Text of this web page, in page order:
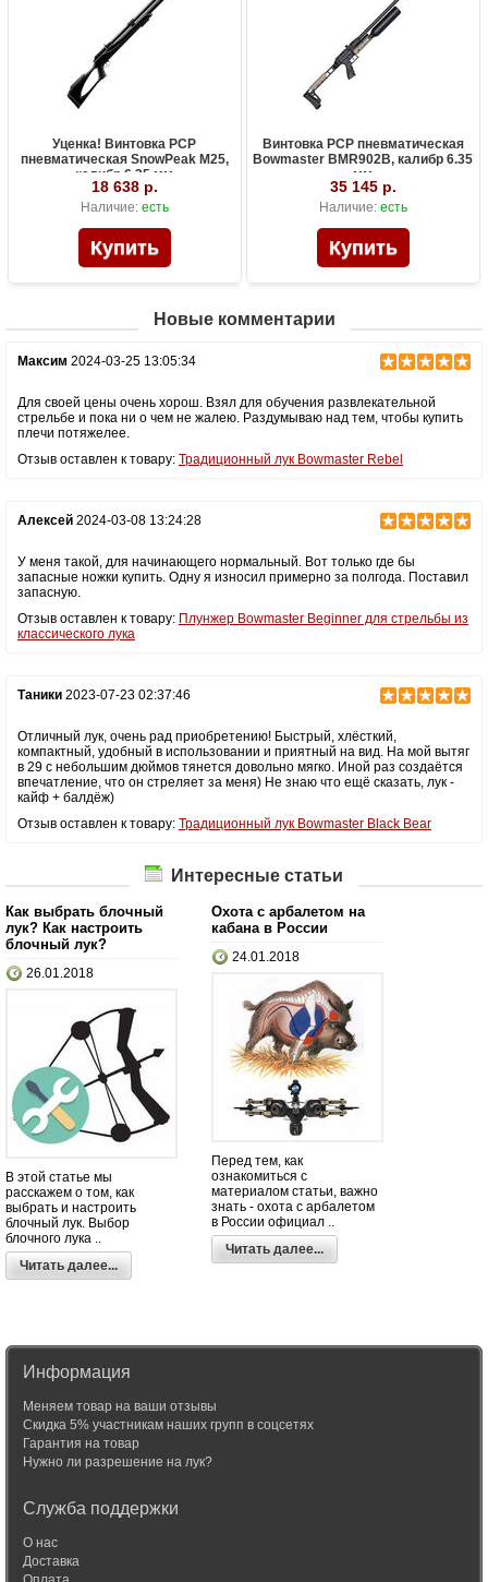
Уценка! Винтовка PCP
пневматическая SnowPeak M25,
калибр 6.35 мм
18 638 р.
Наличие: есть
Винтовка PCP пневматическая
Bowmaster BMR902B, калибр 6.35
мм
35 145 р.
Наличие: есть
Новые комментарии
Максим 2024-03-25 13:05:34
Для своей цены очень хорош. Взял для обучения развлекательной
стрельбе и пока ни о чем не жалею. Раздумываю над тем, чтобы купить
плечи потяжелее.
Отзыв оставлен к товару: Традиционный лук Bowmaster Rebel
Алексей 2024-03-08 13:24:28
У меня такой, для начинающего нормальный. Вот только где бы
запасные ножки купить. Одну я износил примерно за полгода. Поставил
запасную.
Отзыв оставлен к товару: Плунжер Bowmaster Beginner для стрельбы из
классического лука
Таники 2023-07-23 02:37:46
Отличный лук, очень рад приобретению! Быстрый, хлёсткий,
компактный, удобный в использовании и приятный на вид. На мой вытяг
в 29 с небольшим дюймов тянется довольно мягко. Иной раз создаётся
впечатление, что он стреляет за меня) Не знаю что ещё сказать, лук -
кайф + балдёж)
Отзыв оставлен к товару: Традиционный лук Bowmaster Black Bear
Интересные статьи
Как выбрать блочный
лук? Как настроить
блочный лук?
26.01.2018
В этой статье мы
расскажем о том, как
выбрать и настроить
блочный лук. Выбор
блочного лука ..
Читать далее...
Охота с арбалетом на
кабана в России
24.01.2018
Перед тем, как
ознакомиться с
материалом статьи, важно
знать - охота с арбалетом
в России официал ..
Читать далее...
Информация
Меняем товар на ваши отзывы
Скидка 5% участникам наших групп в соцсетях
Гарантия на товар
Нужно ли разрешение на лук?
Служба поддержки
О нас
Доставка